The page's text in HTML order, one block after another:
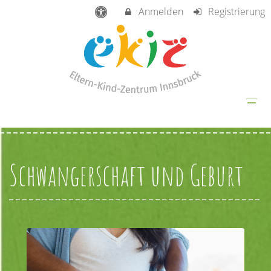
Anmelden Registrierung
Schwangerschaft und Geburt